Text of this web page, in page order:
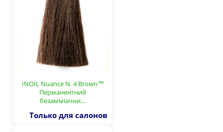
INOIL Nuance N. 4 Brown™
Перманентний
безамміачни…
Только для салонов